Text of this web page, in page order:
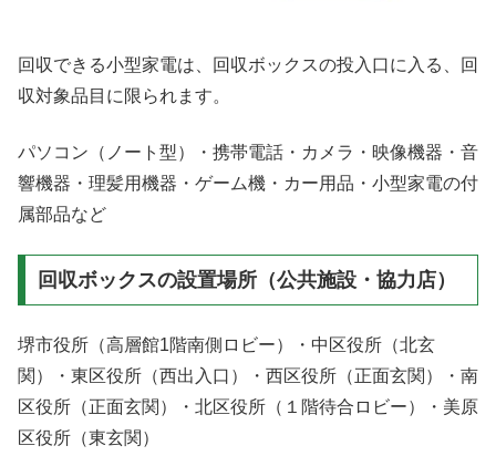
回収できる小型家電は、回収ボックスの投入口に入る、回
収対象品目に限られます。
パソコン（ノート型）・携帯電話・カメラ・映像機器・音
響機器・理髪用機器・ゲーム機・カー用品・小型家電の付
属部品など
回収ボックスの設置場所（公共施設・協力店）
堺市役所（高層館1階南側ロビー）・中区役所（北玄
関）・東区役所（西出入口）・西区役所（正面玄関）・南
区役所（正面玄関）・北区役所（１階待合ロビー）・美原
区役所（東玄関）